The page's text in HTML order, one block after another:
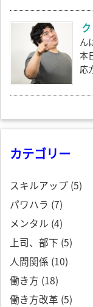
ん
本
応
カテゴリー
スキルアップ (5)
パワハラ (7)
メンタル (4)
上司、部下 (5)
人間関係 (10)
働き方 (18)
働き方改革 (5)